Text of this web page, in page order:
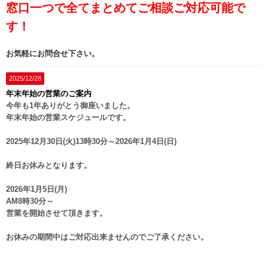
窓口一つで全てまとめてご相談ご対応可能で
す！
お気軽にお問合せ下さい。
2025/12/28
年末年始の営業のご案内
今年も1年ありがとう御座いました。
年末年始の営業スケジュールです。
2025年12月30日(火)13時30分～2026年1月4日(日)
終日お休みとなります。
2026年1月5日(月)
AM8時30分～
営業を開始させて頂きます。
お休みの期間中はご対応出来ませんのでご了承ください。